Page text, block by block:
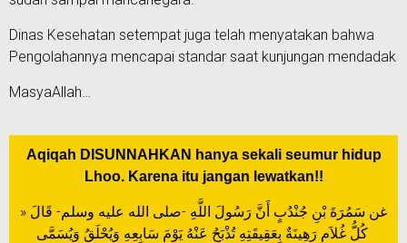
Dinas Kesehatan setempat juga telah menyatakan bahwa
Pengolahannya mencapai standar saat kunjungan mendadak
MasyaAllah…
Aqiqah DISUNNAHKAN hanya sekali seumur hidup
Lhoo. Karena itu jangan lewatkan!!
غن سَمُرَةَ بْنِ جُنْدُبٍ أَنَّ رَسُولَ اللَّهِ -صلى الله عليه وسلم- قَالَ «
كُلُّ غُلاَمٍ رَهِينَةٌ بِعَقِيقَتِهِ تُذْبَحُ عَنْهُ يَوْمَ سَابِعِهِ وَيُحْلَقُ وَيُسَمَّى